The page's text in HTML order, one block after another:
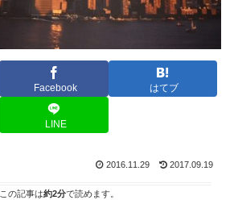
Facebook はてブ
LINE
2016.11.29 2017.09.19
この記事は約2分で読めます。